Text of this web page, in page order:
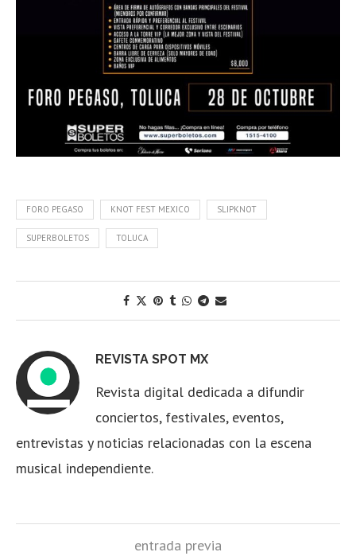
FORO PEGASO KNOT FEST MEXICO SLIPKNOT
SUPERBOLETOS TOLUCA
REVISTA SPOT MX
Revista digital dedicada a difundir
conciertos, festivales, eventos,
entrevistas y noticias relacionadas con la escena
musical independiente.
entrada previa